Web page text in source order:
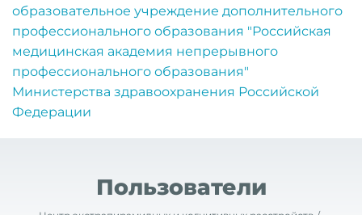
образовательное учреждение дополнительного
профессионального образования "Российская
медицинская академия непрерывного
профессионального образования"
Министерства здравоохранения Российской
Федерации
Пользователи